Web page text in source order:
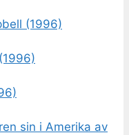
(1996)
sin i Amerika av